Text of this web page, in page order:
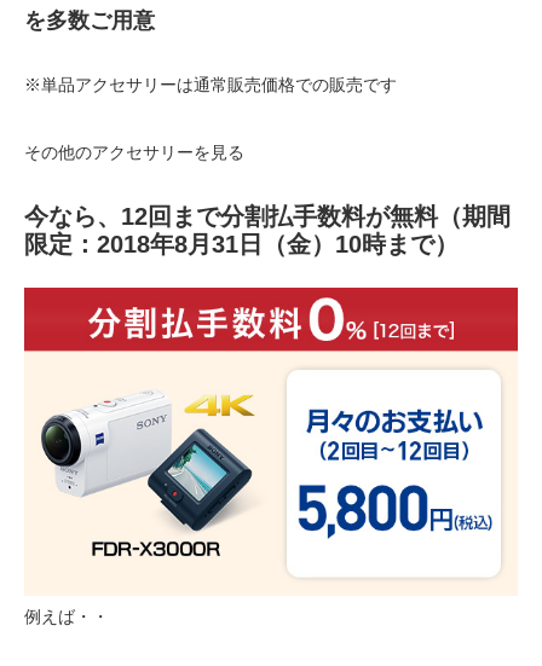
を多数ご用意
※単品アクセサリーは通常販売価格での販売です
その他のアクセサリーを見る
今なら、12回まで分割払手数料が無料（期間
限定：2018年8月31日（金）10時まで）
例えば・・